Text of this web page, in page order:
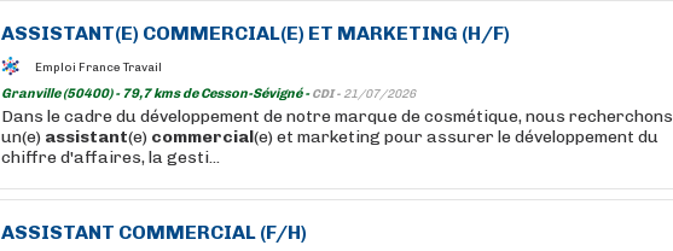
ASSISTANT(E) COMMERCIAL(E) ET MARKETING (H/F)
Emploi France Travail
Granville (50400) - 79,7 kms de Cesson-Sévigné -CDI - 21/07/2026
Dans le cadre du développement de notre marque de cosmétique, nous recherchons
un(e) assistant(e) commercial(e) et marketing pour assurer le développement du
chiffre d'affaires, la gesti...
ASSISTANT COMMERCIAL (F/H)